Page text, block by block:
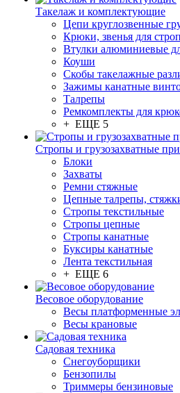
Такелаж и комплектующие
Цепи круглозвенные
Крюки, звенья для
Втулки алюминиевые
Коуши
Скобы такелажные
Зажимы канатные
Талрепы
Ремкомплекты для
+ ЕЩЕ 5
Стропы и грузозахватные
Блоки
Захваты
Ремни стяжные
Цепные талрепы,
Стропы текстильные
Стропы цепные
Стропы канатные
Буксиры канатные
Лента текстильная
+ ЕЩЕ 6
Весовое оборудование
Весы платформенные
Весы крановые
Садовая техника
Снегоуборщики
Бензопилы
Триммеры бензиновые